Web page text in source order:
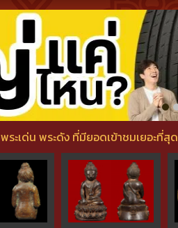
พระเด่น พระดัง ที่มียอดเข้าชมเยอะที่สุด